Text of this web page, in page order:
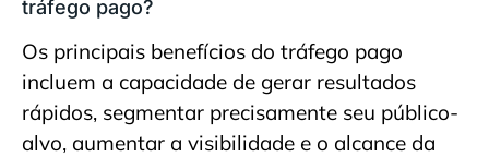
tráfego pago?
Os principais benefícios do tráfego pago
incluem a capacidade de gerar resultados
rápidos, segmentar precisamente seu público-
alvo, aumentar a visibilidade e o alcance da